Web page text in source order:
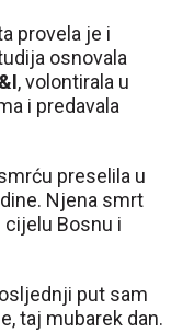
provela je i
osnovala
, volontirala u
i predavala
preselila u
Njena smrt
cijelu Bosnu i
put sam
taj mubarek dan.